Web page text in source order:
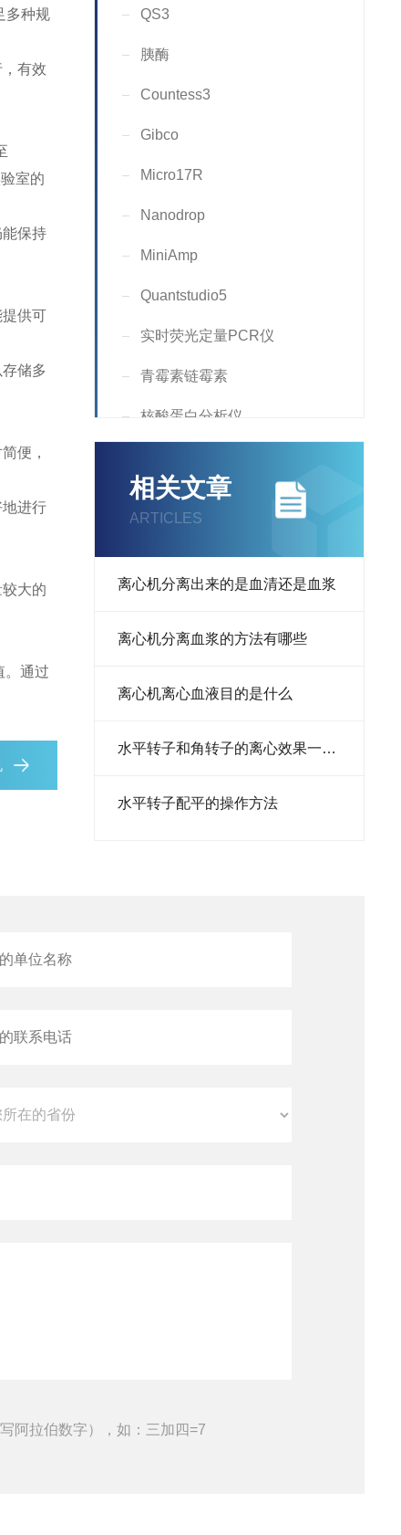
QS3
胰酶
Countess3
Gibco
Micro17R
Nanodrop
MiniAmp
Quantstudio5
实时荧光定量PCR仪
青霉素链霉素
核酸蛋白分析仪
Countess
Supplement
荧光分析仪
相关文章
ARTICLES
离心机分离出来的是血清还是血浆
离心机分离血浆的方法有哪些
离心机离心血液目的是什么
水平转子和角转子的离心效果一样吗
水平转子配平的操作方法
多种规
有效
室的
保持
供可
储多
便，
进行
大的
。通过
阿拉伯数字），如：三加四=7